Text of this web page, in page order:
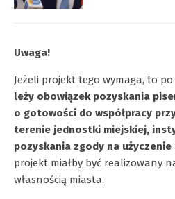
Uwaga!
Jeżeli projekt tego wymaga, to
leży obowiązek pozyskania
o gotowości do współpracy
terenie jednostki miejskiej,
pozyskania zgody na
projekt miałby być realizowany
własnością miasta.